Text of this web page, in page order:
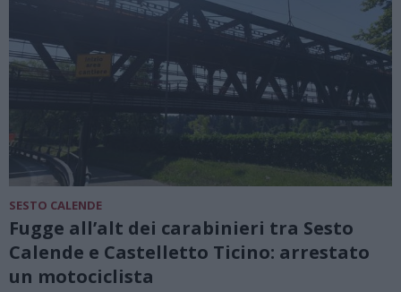
SESTO CALENDE
Fugge all’alt dei carabinieri tra Sesto
Calende e Castelletto Ticino: arrestato
un motociclista